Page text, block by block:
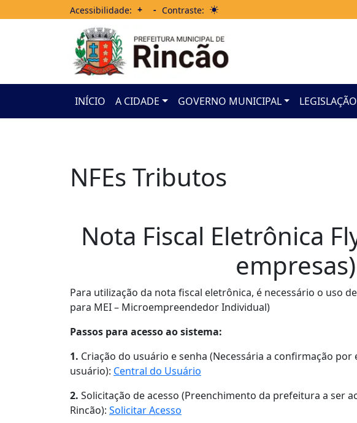
Acessibilidade: + - Contraste:
INÍCIO A CIDADE GOVERNO MUNICIPAL LEGISLAÇÃO
NFEs Tributos
Nota Fiscal Eletrônica
empresas)
Para utilização da nota fiscal eletrônica, é necessário o uso
para MEI – Microempreendedor Individual)
Passos para acesso ao sistema:
1. Criação do usuário e senha (Necessária a confirmação
usuário): Central do Usuário
2. Solicitação de acesso (Preenchimento da prefeitura a ser
Rincão): Solicitar Acesso